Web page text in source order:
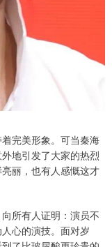
完美形象。可当秦海
地引发了大家的热烈
丽，也有人感慨这才
所有人证明：演员不
心的演技。面对岁